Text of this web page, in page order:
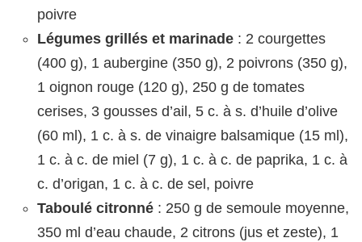
poivre
Légumes grillés et marinade : 2 courgettes
(400 g), 1 aubergine (350 g), 2 poivrons (350 g),
1 oignon rouge (120 g), 250 g de tomates
cerises, 3 gousses d’ail, 5 c. à s. d’huile d’olive
(60 ml), 1 c. à s. de vinaigre balsamique (15 ml),
1 c. à c. de miel (7 g), 1 c. à c. de paprika, 1 c. à
c. d’origan, 1 c. à c. de sel, poivre
Taboulé citronné : 250 g de semoule moyenne,
350 ml d’eau chaude, 2 citrons (jus et zeste), 1